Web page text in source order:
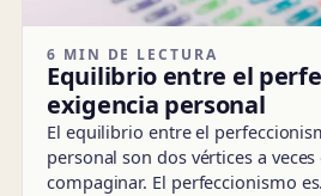
6 MIN DE LECTURA
Equilibrio entre el
exigencia personal
El equilibrio entre el
personal son dos vértices a
compaginar. El perfeccionismo